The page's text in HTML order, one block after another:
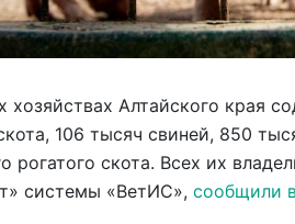
хозяйствах Алтайского края
106 тысяч свиней, 850
рогатого скота. Всех их
системы «ВетИС», сообщили